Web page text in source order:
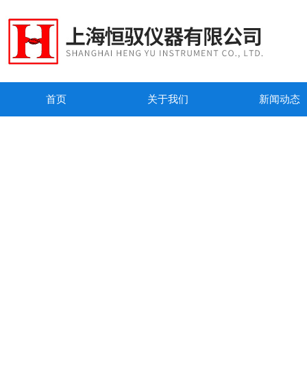
首页 关于我们 新闻动态